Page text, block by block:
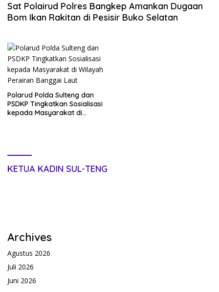
Sat Polairud Polres Bangkep Amankan Dugaan
Bom Ikan Rakitan di Pesisir Buko Selatan
Polarud Polda Sulteng dan
PSDKP Tingkatkan Sosialisasi
kepada Masyarakat di
KETUA KADIN SUL-TENG
Archives
Agustus 2026
Juli 2026
Juni 2026